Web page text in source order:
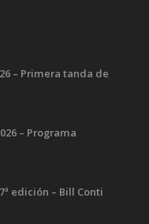
– Primera tanda de
– Programa
edición – Bill Conti